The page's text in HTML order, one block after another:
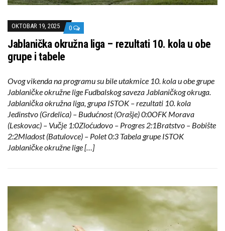
OKTOBAR 19, 2025 0
Jablanička okružna liga – rezultati 10. kola u obe
grupe i tabele
Ovog vikenda na programu su bile utakmice 10. kola u obe grupe
Jablaničke okružne lige Fudbalskog saveza Jablaničkog okruga.
Jablanička okružna liga, grupa ISTOK – rezultati 10. kola
Jedinstvo (Grdelica) – Budućnost (Orašje) 0:0OFK Morava
(Leskovac) – Vučje 1:0Zloćudovo – Progres 2:1Bratstvo – Bobište
2:2Mladost (Batulovce) – Polet 0:3 Tabela grupe ISTOK
Jablaničke okružne lige […]